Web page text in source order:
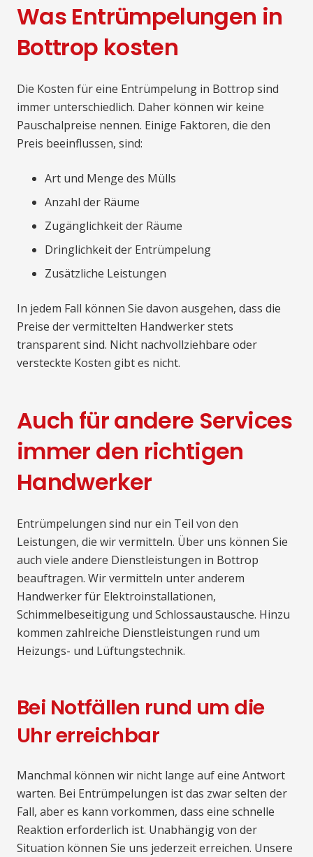
Was Entrümpelungen in
Bottrop kosten
Die Kosten für eine Entrümpelung in Bottrop sind
immer unterschiedlich. Daher können wir keine
Pauschalpreise nennen. Einige Faktoren, die den
Preis beeinflussen, sind:
Art und Menge des Mülls
Anzahl der Räume
Zugänglichkeit der Räume
Dringlichkeit der Entrümpelung
Zusätzliche Leistungen
In jedem Fall können Sie davon ausgehen, dass die
Preise der vermittelten Handwerker stets
transparent sind. Nicht nachvollziehbare oder
versteckte Kosten gibt es nicht.
Auch für andere Services
immer den richtigen
Handwerker
Entrümpelungen sind nur ein Teil von den
Leistungen, die wir vermitteln. Über uns können Sie
auch viele andere Dienstleistungen in Bottrop
beauftragen. Wir vermitteln unter anderem
Handwerker für Elektroinstallationen,
Schimmelbeseitigung und Schlossaustausche. Hinzu
kommen zahlreiche Dienstleistungen rund um
Heizungs- und Lüftungstechnik.
Bei Notfällen rund um die
Uhr erreichbar
Manchmal können wir nicht lange auf eine Antwort
warten. Bei Entrümpelungen ist das zwar selten der
Fall, aber es kann vorkommen, dass eine schnelle
Reaktion erforderlich ist. Unabhängig von der
Situation können Sie uns jederzeit erreichen. Unsere